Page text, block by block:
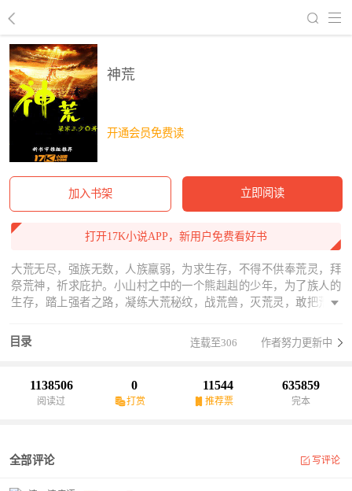
神荒
开通会员免费读
加入书架 立即阅读
打开17K小说APP，新用户免费看好书
大荒无尽，强族无数，人族羸弱，为求生存，不得不供奉荒灵，拜
祭荒神，祈求庇护。小山村之中的一个熊赳赳的少年，为了族人的
生存，踏上强者之路，凝练大荒秘纹，战荒兽，灭荒灵，敢把荒神
插刀；是美人，那就统统收了。
目录 连载至306 作者努力更新中
1138506
阅读过
0
打赏
11544
推荐票
635859
完本
全部评论 写评论